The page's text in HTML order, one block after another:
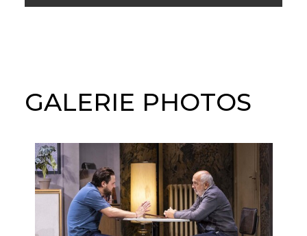
GALERIE PHOTOS